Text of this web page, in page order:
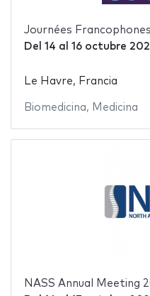
Journées
Del 14 al 16 octubre
Le Havre, Francia
Biomedicina, Medicina
NASS Annual Meeting